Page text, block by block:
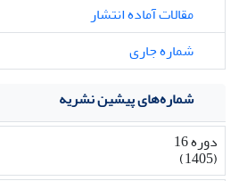
مقالات آماده انتشار
شماره جاری
شماره‌های پیشین نشریه
دوره 16
(1405)